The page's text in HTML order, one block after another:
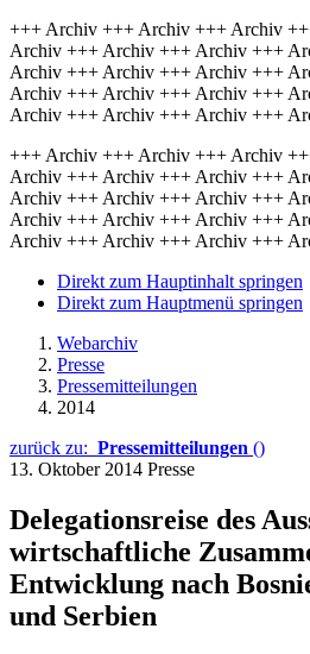
+++ Archiv +++ Archiv +++ Archiv
Archiv +++ Archiv +++ Archiv +++
Archiv +++ Archiv +++ Archiv +++
Archiv +++ Archiv +++ Archiv +++
Archiv +++ Archiv +++ Archiv +++
+++ Archiv +++ Archiv +++ Archiv
Archiv +++ Archiv +++ Archiv +++
Archiv +++ Archiv +++ Archiv +++
Archiv +++ Archiv +++ Archiv +++
Archiv +++ Archiv +++ Archiv +++
Direkt zum Hauptinhalt springen
Direkt zum Hauptmenü springen
Webarchiv
Presse
Pressemitteilungen
2014
zurück zu: Pressemitteilungen ()
13. Oktober 2014 Presse
Delegationsreise des
wirtschaftliche
Entwicklung nach
und Serbien